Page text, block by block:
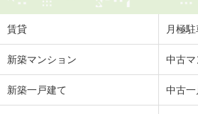
専有面積
沖縄県沖縄市園田２
8.90万円
賃貸 月極
新築マンション 中古マ
新築一戸建て 中古一